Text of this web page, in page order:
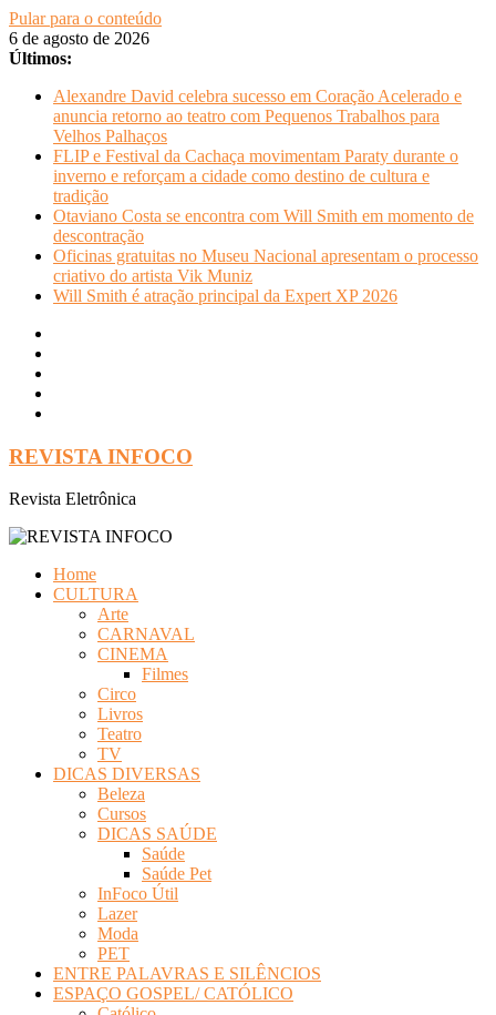
Pular para o conteúdo
6 de agosto de 2026
Últimos:
Alexandre David celebra sucesso em Coração Acelerado e
anuncia retorno ao teatro com Pequenos Trabalhos para
Velhos Palhaços
FLIP e Festival da Cachaça movimentam Paraty durante o
inverno e reforçam a cidade como destino de cultura e
tradição
Otaviano Costa se encontra com Will Smith em momento de
descontração
Oficinas gratuitas no Museu Nacional apresentam o processo
criativo do artista Vik Muniz
Will Smith é atração principal da Expert XP 2026
REVISTA INFOCO
Revista Eletrônica
Home
CULTURA
Arte
CARNAVAL
CINEMA
Filmes
Circo
Livros
Teatro
TV
DICAS DIVERSAS
Beleza
Cursos
DICAS SAÚDE
Saúde
Saúde Pet
InFoco Útil
Lazer
Moda
PET
ENTRE PALAVRAS E SILÊNCIOS
ESPAÇO GOSPEL/ CATÓLICO